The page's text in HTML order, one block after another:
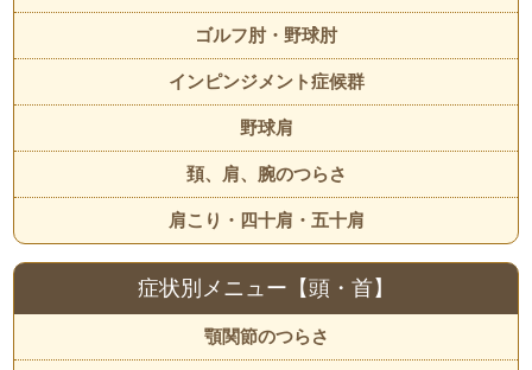
ゴルフ肘・野球肘
インピンジメント症候群
野球肩
頚、肩、腕のつらさ
肩こり・四十肩・五十肩
症状別メニュー【頭・首】
顎関節のつらさ